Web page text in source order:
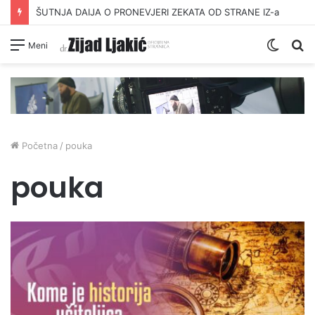
ŠUTNJA DAIJA O PRONEVJERI ZEKATA OD STRANE IZ-a
Meni
Switch
Početna / pouka
pouka